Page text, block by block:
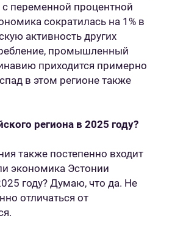
переменной процентной
сократилась на 1% в
активность других
промышленный
приходится примерно
в этом регионе также
региона в 2025 году?
также постепенно входит
экономика Эстонии
году? Думаю, что да. Не
отличаться от